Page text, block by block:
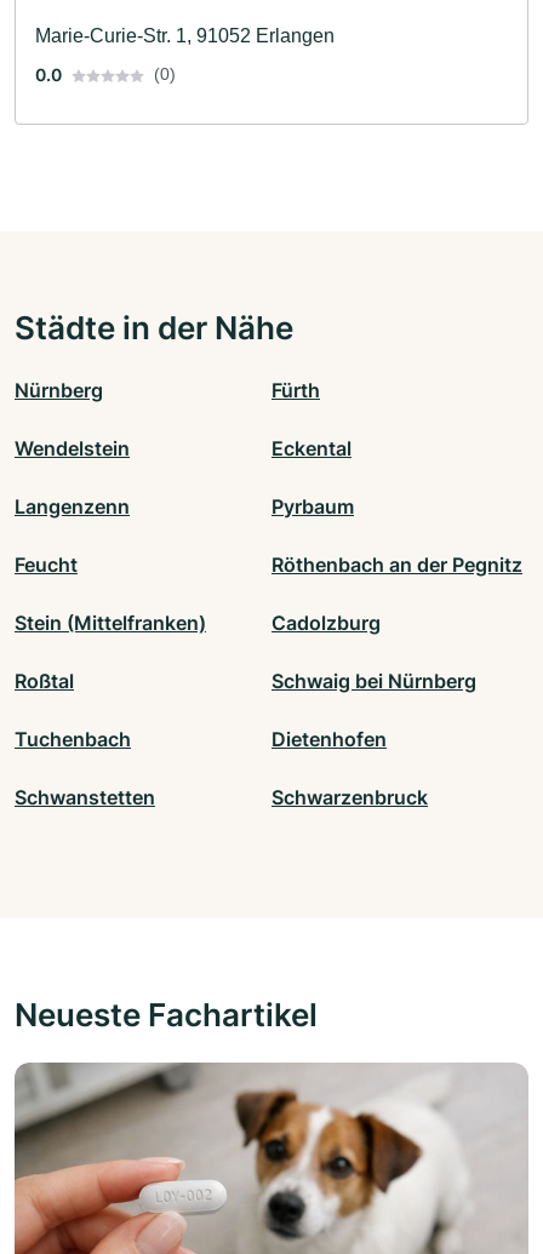
Marie-Curie-Str. 1, 91052 Erlangen
0.0
(0)
Städte in der Nähe
Nürnberg Fürth
Wendelstein Eckental
Langenzenn Pyrbaum
Feucht Röthenbach an der Pegnitz
Stein (Mittelfranken) Cadolzburg
Roßtal Schwaig bei Nürnberg
Tuchenbach Dietenhofen
Schwanstetten Schwarzenbruck
Neueste Fachartikel